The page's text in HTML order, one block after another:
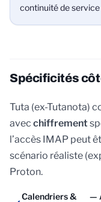
continuité de service
Spécificités
Tuta (ex-Tutanota)
avec chiffrement
l’accès IMAP peut
scénario réaliste
Proton.
Calendriers &
—